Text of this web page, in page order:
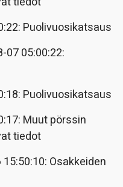
Puolivuosikatsaus
07 05:00:22:
Puolivuosikatsaus
Muut pörssin
tiedot
Osakkeiden